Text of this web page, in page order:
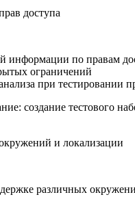
доступа
информации по правам
ограничений
при тестировании
создание тестового
и локализации
различных